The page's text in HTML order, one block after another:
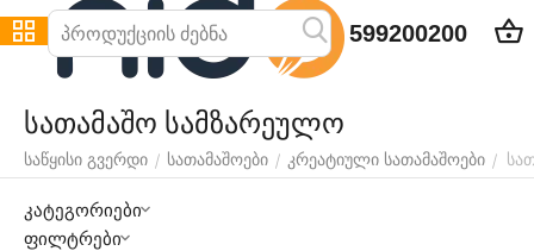
599200200
სათამაშო სამზარეულო
საწყისი გვერდი / სათამაშოები / კრეატიული სათამაშოები /
კატეგორიები
ფილტრები